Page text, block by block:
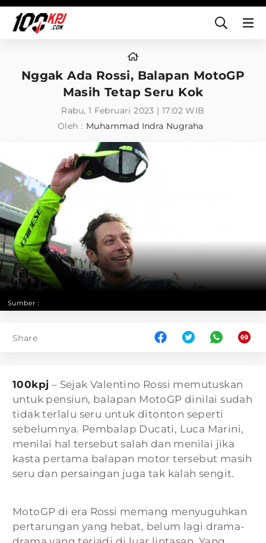
Nggak Ada Rossi, Balapan MotoGP
Masih Tetap Seru Kok
Rabu, 1 Februari 2023 | 17:02 WIB
Oleh : Muhammad Indra Nugraha
Sumber :
Share
100kpj – Sejak Valentino Rossi memutuskan
untuk pensiun, balapan MotoGP dinilai sudah
tidak terlalu seru untuk ditonton seperti
sebelumnya. Pembalap Ducati, Luca Marini,
menilai hal tersebut salah dan menilai jika
kasta pertama balapan motor tersebut masih
seru dan persaingan juga tak kalah sengit.
MotoGP di era Rossi memang menyuguhkan
pertarungan yang hebat, belum lagi drama-